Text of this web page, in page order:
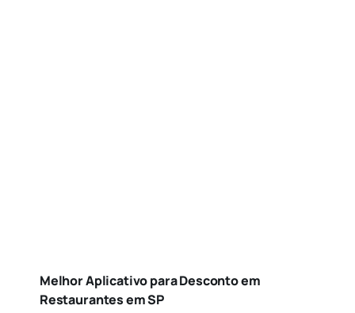
Melhor Aplicativo para Desconto em
Restaurantes em SP